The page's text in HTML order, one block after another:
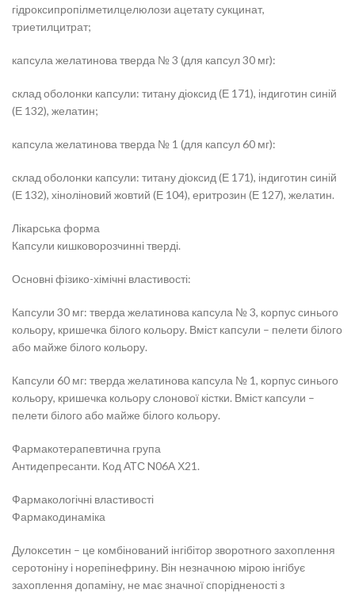
гідроксипропілметилцелюлози ацетату сукцинат,
триетилцитрат;
капсула желатинова тверда № 3 (для капсул 30 мг):
склад оболонки капсули: титану діоксид (Е 171), індиготин синій
(Е 132), желатин;
капсула желатинова тверда № 1 (для капсул 60 мг):
склад оболонки капсули: титану діоксид (Е 171), індиготин синій
(Е 132), хіноліновий жовтий (Е 104), еритрозин (Е 127), желатин.
Лікарська форма
Капсули кишковорозчинні тверді.
Основні фізико-хімічні властивості:
Капсули 30 мг: тверда желатинова капсула № 3, корпус синього
кольору, кришечка білого кольору. Вміст капсули – пелети білого
або майже білого кольору.
Капсули 60 мг: тверда желатинова капсула № 1, корпус синього
кольору, кришечка кольору слонової кістки. Вміст капсули –
пелети білого або майже білого кольору.
Фармакотерапевтична група
Антидепресанти. Код АТС N06А Х21.
Фармакологічні властивості
Фармакодинаміка
Дулоксетин – це комбінований інгібітор зворотного захоплення
серотоніну і норепінефрину. Він незначною мірою інгібує
захоплення допаміну, не має значної спорідненості з